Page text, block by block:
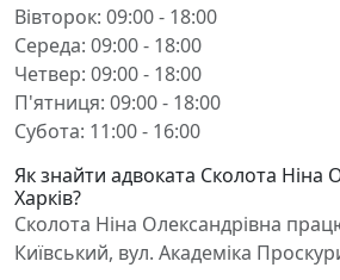
Вівторок: 09:00 - 18:00
Середа: 09:00 - 18:00
Четвер: 09:00 - 18:00
П'ятниця: 09:00 - 18:00
Субота: 11:00 - 16:00
Як знайти адвоката Сколота Ніна
Харків?
Сколота Ніна Олександрівна
Київський, вул. Академіка